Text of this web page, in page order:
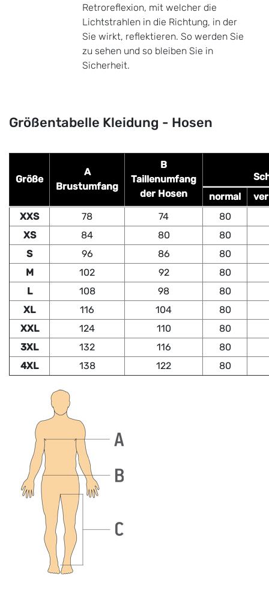
Retroreflexion, mit welcher die
Lichtstrahlen in die Richtung, in der
Sie wirkt, reflektieren. So werden Sie
zu sehen und so bleiben Sie in
Sicherheit.
Größentabelle Kleidung - Hosen
Größe
A
Brustumfang
B
Taillenumfang
der Hosen
normal
XXS
78 74
80
XS
84 80
80
S
96 86
80
M
102 92
80
L
108 98
80
XL
116 104
80
XXL
124 110
80
3XL
132 116
80
4XL
138 122 80